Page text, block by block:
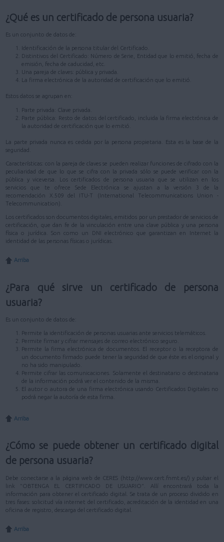
¿Qué es un certificado de persona usuaria?
Es un conjunto de datos de:
Identificación de la persona titular del Certificado.
Distintivos del Certificado: Número de Serie, Entidad que lo emitió, fecha de
emisión, fecha de caducidad, etc.
Una pareja de claves: pública y privada.
La firma electrónica de la autoridad de certificación que lo emitió.
Estos datos se agrupan en:
Parte privada: Clave privada.
Parte pública: Resto de datos del certificado, incluida la firma electrónica de
la autoridad de certificación que lo emitió.
La parte privada nunca es cedida por la persona propietaria. Esta es la base de la
seguridad.
Características: con la pareja de claves se pueden realizar funciones de cifrado con la
peculiaridad de que lo que se cifra con la privada sólo se puede verificar con la
pública y viceversa. Los certificados de persona usuaria que se utilizan en los
servicios que te ofrece Sede Electrónica se ajustan a la versión 3 de la
recomendación X.509 del ITU-T (International Telecommunications Union -
Telecommunication).
Los certificados son documentos digitales, emitidos por un prestador de servicios de
certificación, que dan fe de la vinculación entre una clave pública y una persona
física o jurídica. Son como un DNI electrónico que garantizan en Internet la
identidad de las personas físicas o jurídicas.
Arriba
¿Para qué sirve un certificado de persona
usuaria?
Es un conjunto de datos de:
Permite la identificación de personas usuarias ante servicios telemáticos.
Permite firmar y cifrar mensajes de correo electrónico seguro.
Permite la firma electrónica de documentos. El receptor o la receptora de
un documento firmado puede tener la seguridad de que éste es el original y
no ha sido manipulado.
Permite cifrar las comunicaciones. Solamente el destinatario o destinataria
de la información podrá ver el contenido de la misma.
El autor o autora de una firma electrónica usando Certificados Digitales no
podrá negar la autoría de esta firma.
Arriba
¿Cómo se puede obtener un certificado digital
de persona usuaria?
Debe conectarse a la página web de CERES (http://www.cert.fnmt.es/) y pulsar el
link "OBTENGA EL CERTIFICADO DE USUARIO". Allí encontrará toda la
información para obtener el certificado digital. Se trata de un proceso dividido en
tres fases: solicitud vía internet del certificado, acreditación de la identidad en una
oficina de registro, descarga del certificado digital.
Arriba